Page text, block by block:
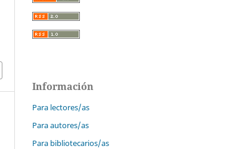
Información
Para lectores/as
Para autores/as
Para bibliotecarios/as